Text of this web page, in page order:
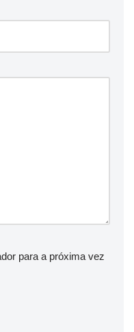
para a próxima vez